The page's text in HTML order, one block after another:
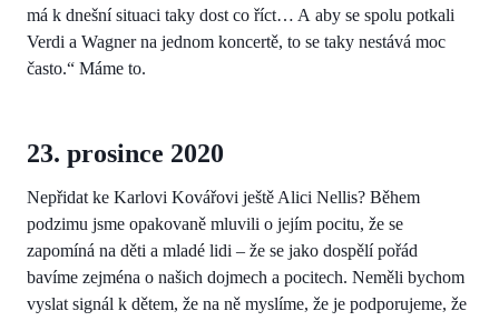
má k dnešní situaci taky dost co říct… A aby se spolu potkali
Verdi a Wagner na jednom koncertě, to se taky nestává moc
často.“ Máme to.
23. prosince 2020
Nepřidat ke Karlovi Kovářovi ještě Alici Nellis? Během
podzimu jsme opakovaně mluvili o jejím pocitu, že se
zapomíná na děti a mladé lidi – že se jako dospělí pořád
bavíme zejména o našich dojmech a pocitech. Neměli bychom
vyslat signál k dětem, že na ně myslíme, že je podporujeme, že